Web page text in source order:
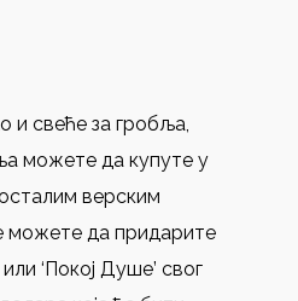
и свеће за гробља,
можете да купуте у
верским
можете дa придарите
‘Покој Душе’ свог